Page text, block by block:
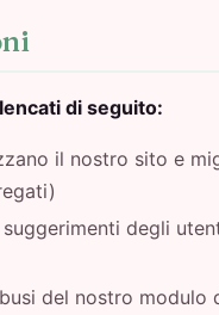
di seguito:
il nostro sito e
degli
del nostro modulo